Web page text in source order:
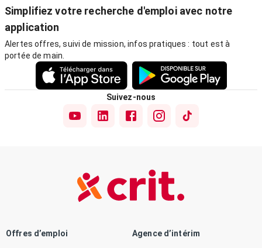
Simplifiez votre recherche d'emploi avec notre
application
Alertes offres, suivi de mission, infos pratiques : tout est à
portée de main.
Suivez-nous
Offres d’emploi Agence d’intérim